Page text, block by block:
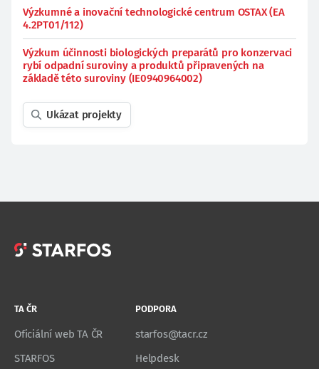
Výzkumné a inovační technologické centrum OSTAX (EA
4.2PT01/112)
Výzkum účinnosti biologických preparátů pro konzervaci
rybí odpadní suroviny a produktů připravených na
základě této suroviny (IE0940964002)
Ukázat projekty
TA ČR
Oficiální web TA ČR
STARFOS
PODPORA
starfos@tacr.cz
Helpdesk